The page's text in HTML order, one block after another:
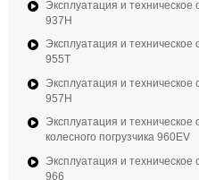
Эксплуатация и техническое
937H
Эксплуатация и техническое
955T
Эксплуатация и техническое
957H
Эксплуатация и техническое
колесного погрузчика 960EV
Эксплуатация и техническое
966